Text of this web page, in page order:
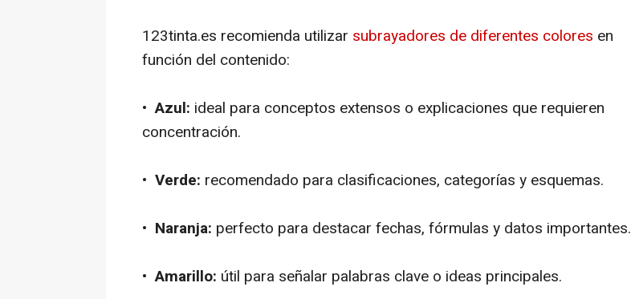
123tinta.es recomienda utilizar subrayadores de diferentes colores en
función del contenido:
•Azul: ideal para conceptos extensos o explicaciones que requieren
concentración.
• Verde: recomendado para clasificaciones, categorías y esquemas.
• Naranja: perfecto para destacar fechas, fórmulas y datos importantes.
•Amarillo: útil para señalar palabras clave o ideas principales.